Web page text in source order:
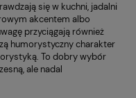
się w kuchni, jadalni
akcentem albo
przyciągają również
humorystyczny charakter
To dobry wybór
ale nadal